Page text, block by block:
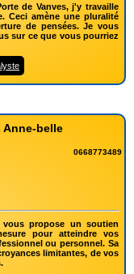
de Vanves, j'y travaille
Ceci amène une pluralité
de pensées. Je vous
sur ce que vous pourriez
belle
0668773489
vous propose un soutien
pour atteindre vos
ou personnel. Sa
limitantes, de vos